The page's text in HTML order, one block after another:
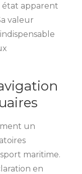
apparent
valeur
un
maritime.
en